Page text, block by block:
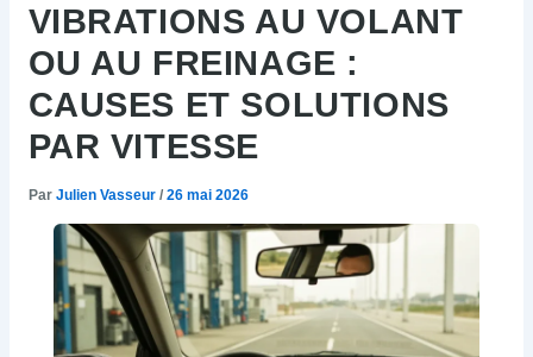
VIBRATIONS AU VOLANT
OU AU FREINAGE :
CAUSES ET SOLUTIONS
PAR VITESSE
Par Julien Vasseur / 26 mai 2026